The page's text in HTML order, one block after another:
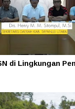
di Lingkungan